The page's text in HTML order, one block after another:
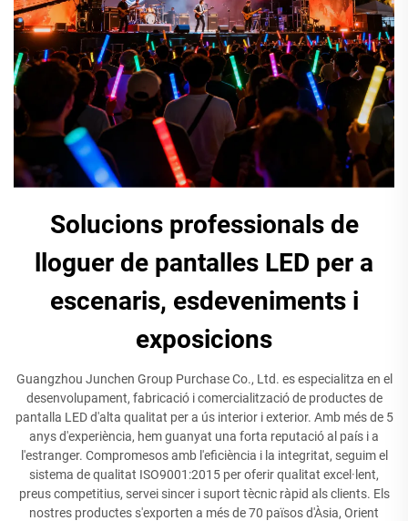
Solucions professionals de
lloguer de pantalles LED per a
escenaris, esdeveniments i
exposicions
Guangzhou Junchen Group Purchase Co., Ltd. es especialitza en el
desenvolupament, fabricació i comercialització de productes de
pantalla LED d'alta qualitat per a ús interior i exterior. Amb més de 5
anys d'experiència, hem guanyat una forta reputació al país i a
l'estranger. Compromesos amb l'eficiència i la integritat, seguim el
sistema de qualitat ISO9001:2015 per oferir qualitat excel·lent,
preus competitius, servei sincer i suport tècnic ràpid als clients. Els
nostres productes s'exporten a més de 70 països d'Àsia, Orient